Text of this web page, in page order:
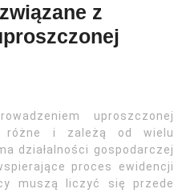
z
uproszczonej
różne i zależą od wielu
działalności gospodarczej
proces ewidencji
muszą liczyć się przede